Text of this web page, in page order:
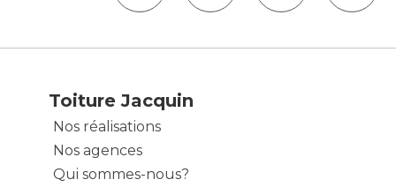
Toiture Jacquin
Nos réalisations
Nos agences
Qui sommes-nous?